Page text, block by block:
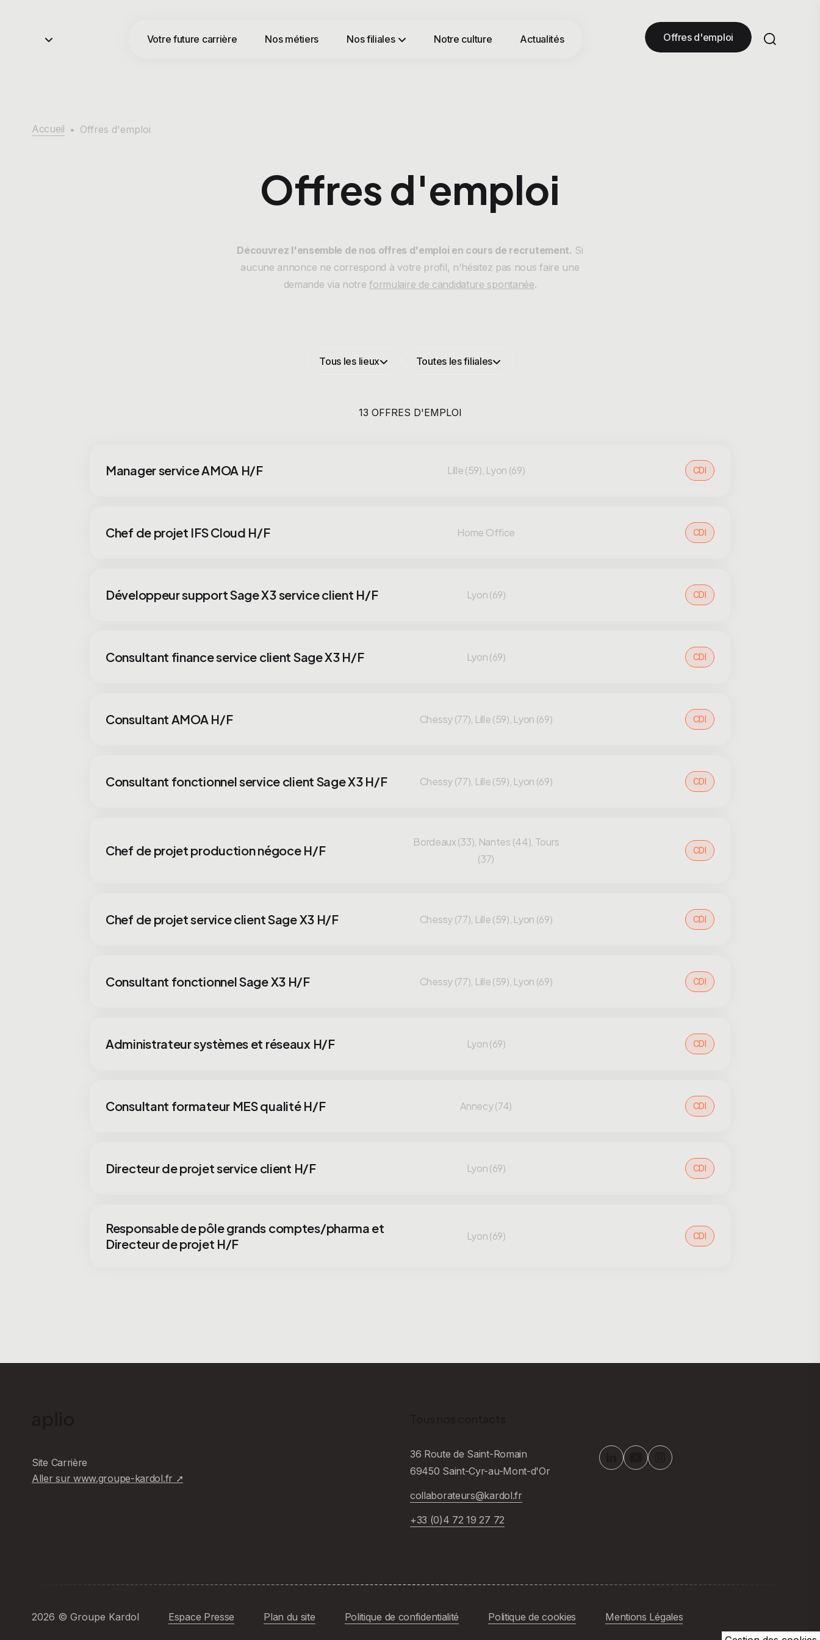
Votre future carrière Nos métiers Nos filiales Notre culture Actualités Offres d'emploi
Accueil • Offres d'emploi
Offres d'emploi
Découvrez l'ensemble de nos offres d'emploi en cours de recrutement. Si
aucune annonce ne correspond à votre profil, n'hésitez pas nous faire une
demande via notreformulaire de candidature spontanée.
Tous les lieux Toutes les filiales
13 OFFRES D'EMPLOI
Manager service AMOA H/F Lille (59), Lyon (69) CDI
Chef de projet IFS Cloud H/F Home Office CDI
Développeur support Sage X3 service client H/F Lyon (69) CDI
Consultant finance service client Sage X3 H/F Lyon (69) CDI
Consultant AMOA H/F Chessy (77), Lille (59), Lyon (69) CDI
Consultant fonctionnel service client Sage X3 H/F Chessy (77), Lille (59), Lyon (69) CDI
Chef de projet production négoce H/F
Bordeaux (33), Nantes (44), Tours
(37)
CDI
Chef de projet service client Sage X3 H/F Chessy (77), Lille (59), Lyon (69) CDI
Consultant fonctionnel Sage X3 H/F Chessy (77), Lille (59), Lyon (69) CDI
Administrateur systèmes et réseaux H/F Lyon (69) CDI
Consultant formateur MES qualité H/F Annecy (74) CDI
Directeur de projet service client H/F Lyon (69) CDI
Responsable de pôle grands comptes/pharma et
Directeur de projet H/F
Lyon (69) CDI
Site Carrière
Aller sur www.groupe-kardol.fr ➚
36 Route de Saint-Romain
69450 Saint-Cyr-au-Mont-d'Or
collaborateurs@kardol.fr
+33 (0)4 72 19 27 72
2026 © Groupe Kardol Espace Presse Plan du site Politique de confidentialité Politique de cookies
Mentions Légales